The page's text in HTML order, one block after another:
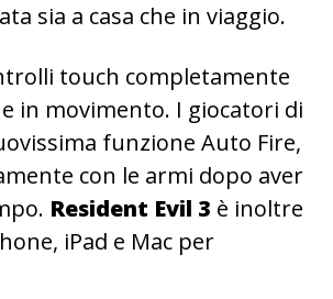
sia a casa che in viaggio.
touch completamente
in movimento. I giocatori di
funzione Auto Fire,
con le armi dopo aver
Resident Evil 3 è inoltre
iPad e Mac per